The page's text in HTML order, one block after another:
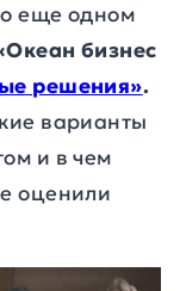
еще одном
бизнес
решения».
варианты
и в чем
оценили